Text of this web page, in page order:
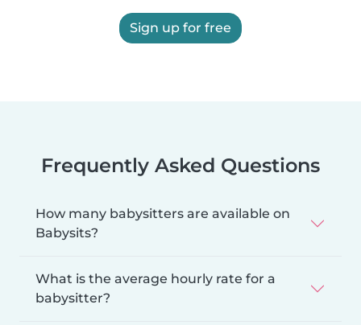
Sign up for free
Frequently Asked Questions
How many babysitters are available on
Babysits?
What is the average hourly rate for a
babysitter?